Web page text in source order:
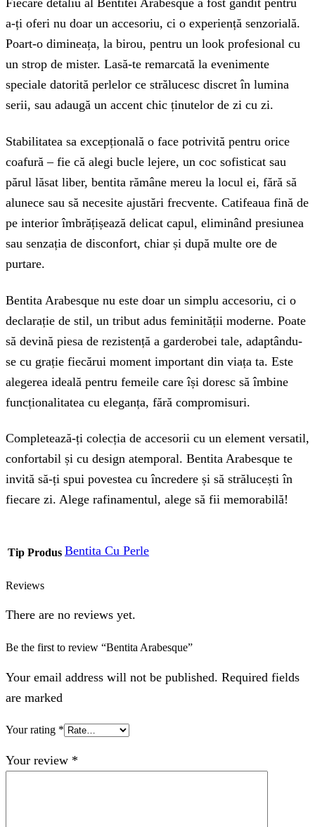
a-ți oferi nu doar un accesoriu, ci o experiență senzorială.
Poart-o dimineața, la birou, pentru un look profesional cu
un strop de mister. Lasă-te remarcată la evenimente
speciale datorită perlelor ce strălucesc discret în lumina
serii, sau adaugă un accent chic ținutelor de zi cu zi.
Stabilitatea sa excepțională o face potrivită pentru orice
coafură – fie că alegi bucle lejere, un coc sofisticat sau
părul lăsat liber, bentita rămâne mereu la locul ei, fără să
alunece sau să necesite ajustări frecvente. Catifeaua fină de
pe interior îmbrățișează delicat capul, eliminând presiunea
sau senzația de disconfort, chiar și după multe ore de
purtare.
Bentita Arabesque nu este doar un simplu accesoriu, ci o
declarație de stil, un tribut adus feminității moderne. Poate
să devină piesa de rezistență a garderobei tale, adaptându-
se cu grație fiecărui moment important din viața ta. Este
alegerea ideală pentru femeile care își doresc să îmbine
funcționalitatea cu eleganța, fără compromisuri.
Completează-ți colecția de accesorii cu un element versatil,
confortabil și cu design atemporal. Bentita Arabesque te
invită să-ți spui povestea cu încredere și să strălucești în
fiecare zi. Alege rafinamentul, alege să fii memorabilă!
Tip Produs Bentita Cu Perle
Reviews
There are no reviews yet.
Be the first to review “Bentita Arabesque”
Your email address will not be published. Required fields
are marked
Your rating *
Your review *